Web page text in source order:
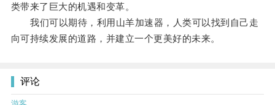
类带来了巨大的机遇和变革。
我们可以期待，利用山羊加速器，人类可以找到自己走
向可持续发展的道路，并建立一个更美好的未来。
评论